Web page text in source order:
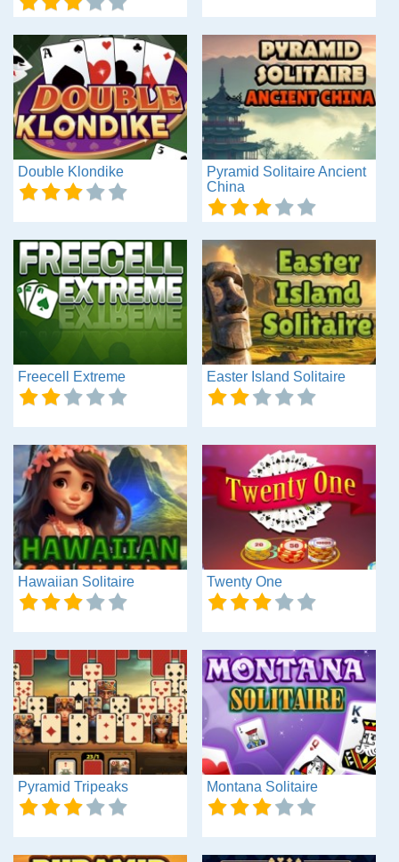
Double Klondike
Pyramid Solitaire Ancient
China
Freecell Extreme Easter Island Solitaire
Hawaiian Solitaire Twenty One
Pyramid Tripeaks Montana Solitaire